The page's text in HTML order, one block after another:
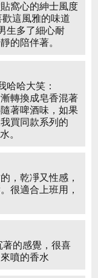
窩心的紳士風度
這風雅的味道
生多了細心耐
的陪伴著。
哈哈大笑：
轉換成皂香混著
著啤酒味，如果
買同款系列的
。
，乾凈又性感，
很適合上班用，
著的感覺，很喜
噴的香水